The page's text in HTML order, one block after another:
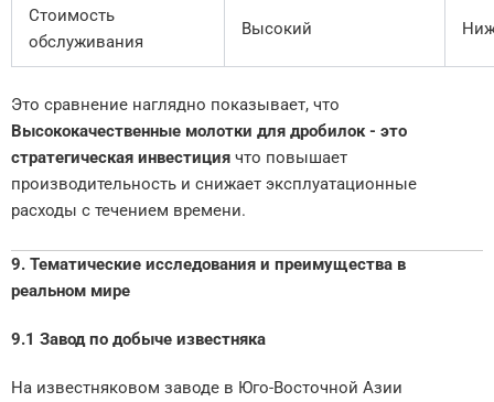
Стоимость
обслуживания
Высокий
Это сравнение наглядно показывает, что
Высококачественные молотки для дробилок - это
стратегическая инвестиция что повышает
производительность и снижает эксплуатационные
расходы с течением времени.
9. Тематические исследования и преимущества в
реальном мире
9.1 Завод по добыче известняка
На известняковом заводе в Юго-Восточной Азии